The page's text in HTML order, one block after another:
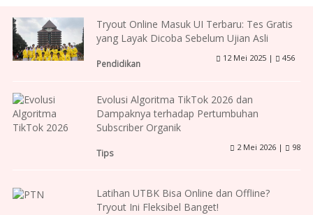
Tryout Online Masuk UI Terbaru: Tes Gratis
yang Layak Dicoba Sebelum Ujian Asli
Pendidikan
12 Mei 2025 | 456
Evolusi Algoritma TikTok 2026 dan
Dampaknya terhadap Pertumbuhan
Subscriber Organik
Tips
2 Mei 2026 | 98
Latihan UTBK Bisa Online dan Offline?
Tryout Ini Fleksibel Banget!